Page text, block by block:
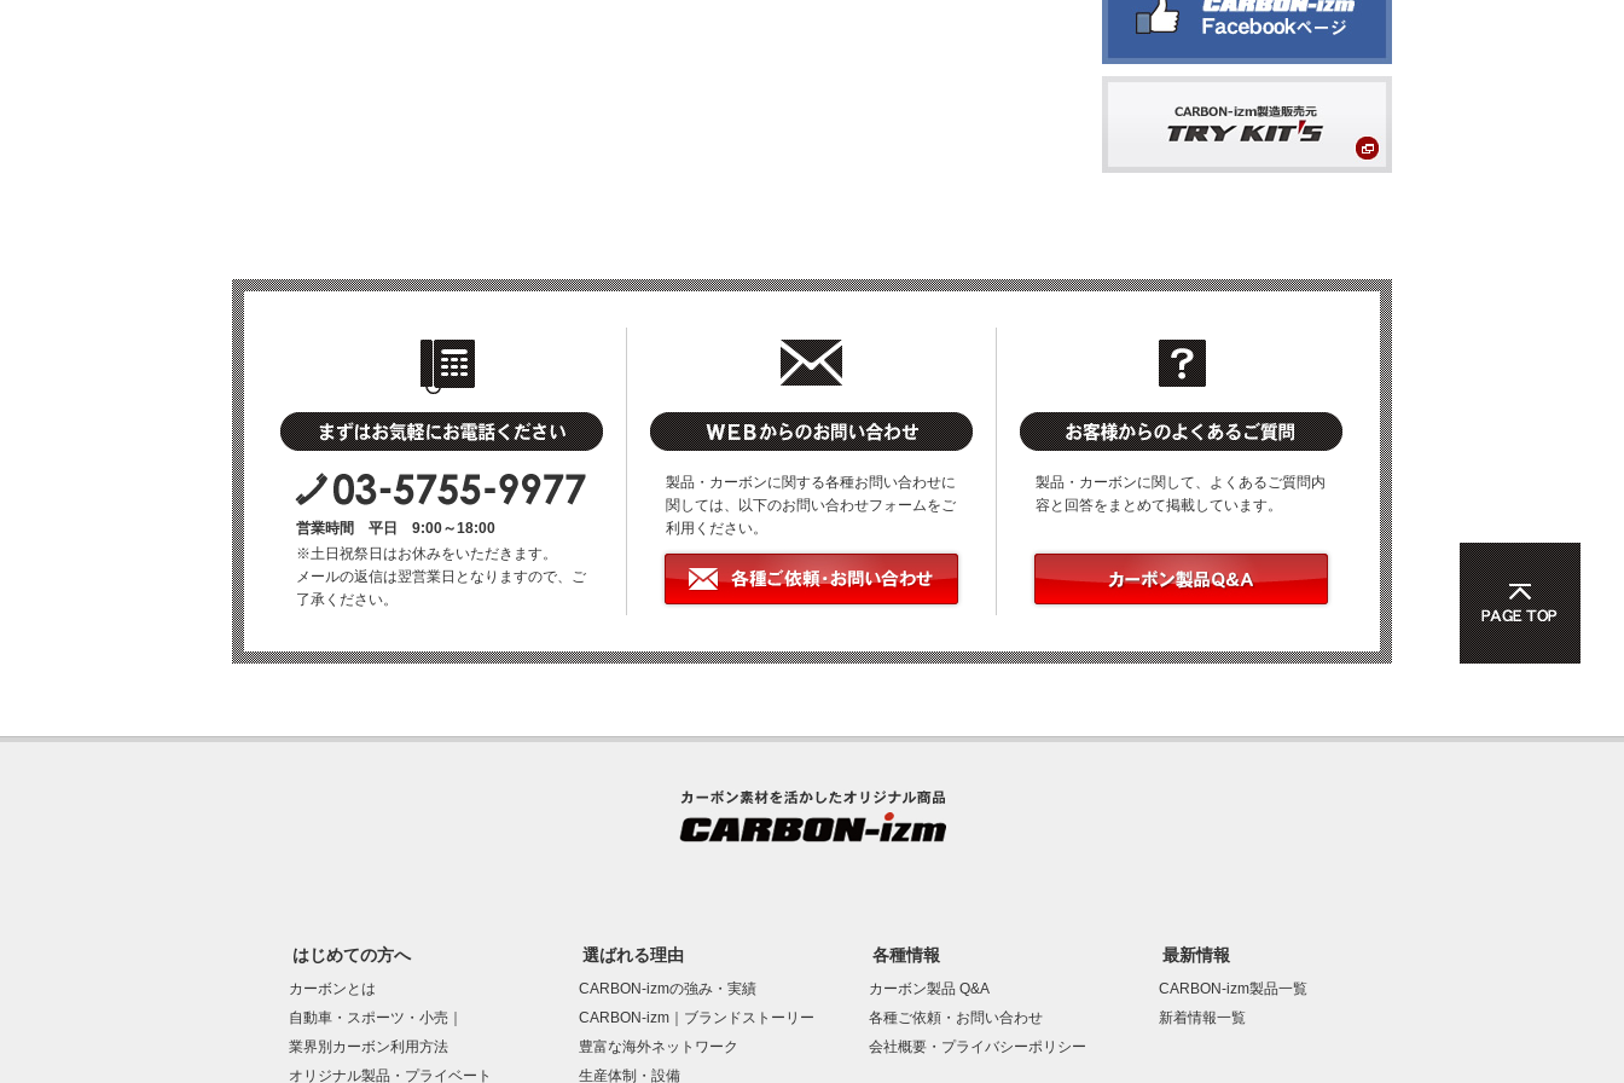
営業時間 平日 9:00～18:00
※土日祝祭日はお休みをいただきます。
メールの返信は翌営業日となりますので、ご
了承ください。
製品・カーボンに関する各種お問い合わせに
関しては、以下のお問い合わせフォームをご
利用ください。
製品・カーボンに関して、よくあるご質問内
容と回答をまとめて掲載しています。
はじめての方へ
カーボンとは
自動車・スポーツ・小売｜
業界別カーボン利用方法
オリジナル製品・プライベート
選ばれる理由
CARBON-izmの強み・実績
CARBON-izm｜ブランドストーリー
豊富な海外ネットワーク
生産体制・設備
各種情報
カーボン製品 Q&A
各種ご依頼・お問い合わせ
会社概要・プライバシーポリシー
最新情報
CARBON-izm製品一覧
新着情報一覧